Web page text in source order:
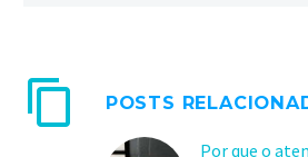
POSTS
Por que o